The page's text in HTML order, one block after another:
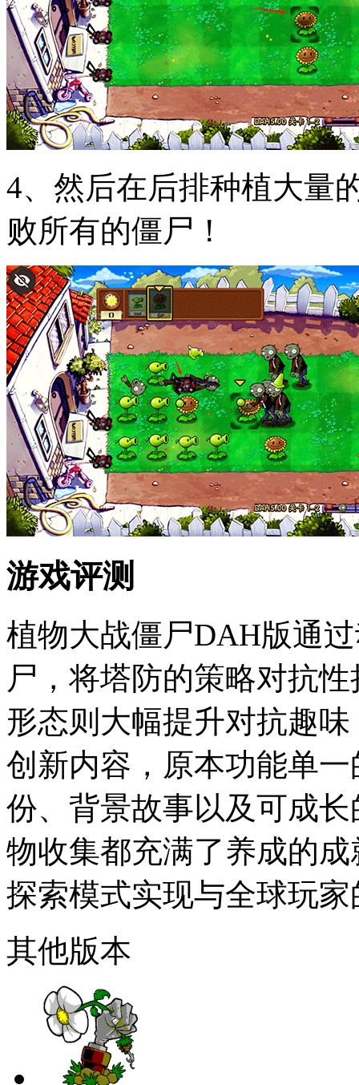
4、然后在后排种植大量
败所有的僵尸！
游戏评测
植物大战僵尸DAH版通
尸，将塔防的策略对抗
形态则大幅提升对抗趣
创新内容，原本功能单
份、背景故事以及可成
物收集都充满了养成的
探索模式实现与全球玩
其他版本